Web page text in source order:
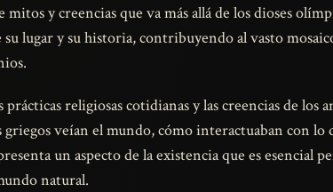
y creencias que va más allá de los dioses
lugar y su historia, contribuyendo al vasto
religiosas cotidianas y las creencias de los
veían el mundo, cómo interactuaban con
un aspecto de la existencia que es esencial
natural.